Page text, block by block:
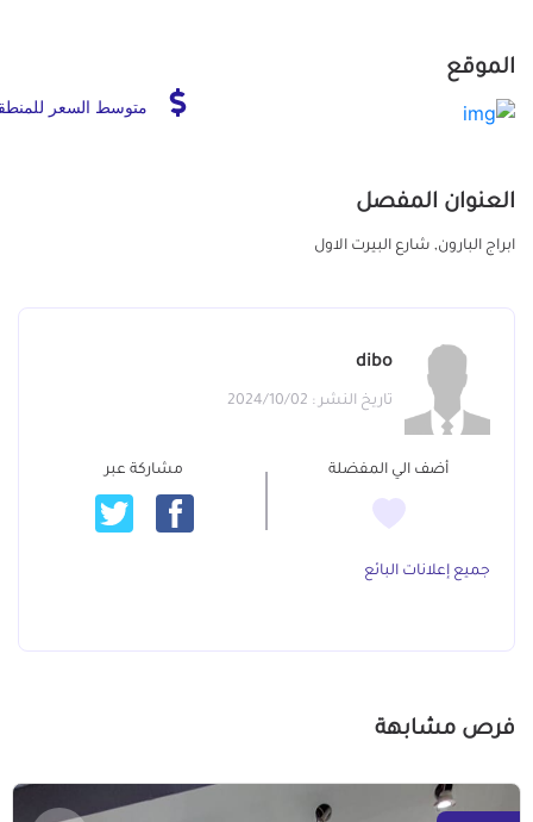
الموقع
متوسط السعر
العنوان المفصل
ابراج البارون, شارع البيرت الاول
dibo
تاريخ النشر : 2024/10/02
أضف الي المفضلة مشاركة عبر
جميع إعلانات البائع
فرص مشابهة